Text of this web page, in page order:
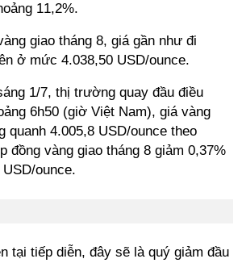
11,2%.
giao tháng 8, giá gần như đi
ở mức 4.038,50 USD/ounce.
1/7, thị trường quay đầu điều
6h50 (giờ Việt Nam), giá vàng
quanh 4.005,8 USD/ounce theo
đồng vàng giao tháng 8 giảm 0,37%
ounce.
tại tiếp diễn, đây sẽ là quý giảm đầu